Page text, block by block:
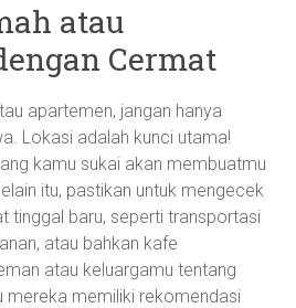
atau
Cermat
apartemen, jangan hanya
Lokasi adalah kunci utama!
kamu sukai akan membuatmu
itu, pastikan untuk mengecek
tinggal baru, seperti transportasi
atau bahkan kafe
atau keluargamu tentang
mereka memiliki rekomendasi